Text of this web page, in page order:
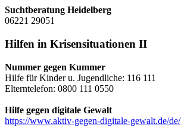
Suchtberatung Heidelberg
06221 29051
Hilfen in Krisensituationen II
Nummer gegen Kummer
Hilfe für Kinder u. Jugendliche: 116 111
Elterntelefon: 0800 111 0550
Hilfe gegen digitale Gewalt
https://www.aktiv-gegen-digitale-gewalt.de/de/